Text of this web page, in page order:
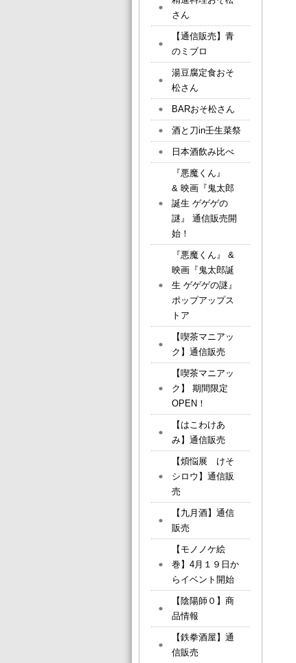
さん
【通信販売】青
のミブロ
湯豆腐定食おそ
松さん
BARおそ松さん
酒と刀in壬生菜祭
日本酒飲み比べ
『悪魔くん』
& 映画『鬼太郎
誕生 ゲゲゲの
謎』 通信販売開
始！
『悪魔くん』 &
映画『鬼太郎誕
生 ゲゲゲの謎』
ポップアップス
トア
【喫茶マニアッ
ク】通信販売
【喫茶マニアッ
ク】 期間限定
OPEN！
【はこわけあ
み】通信販売
【煩悩展 けそ
シロウ】通信販
売
【九月酒】通信
販売
【モノノケ絵
巻】4月１９日か
らイベント開始
【陰陽師０】商
品情報
【鉄拳酒屋】通
信販売